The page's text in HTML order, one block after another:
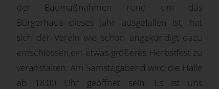
der Baumaßnahmen rund um das
Bürgerhaus dieses Jahr ausgefallen ist, hat
sich der Verein wie schon angekündigt dazu
entschlossen,ein etwas größeres Herbstfest zu
veranstalten. Am Samstagabend wird die Halle
ab 18:00 Uhr geöffnet sein. Es ist uns